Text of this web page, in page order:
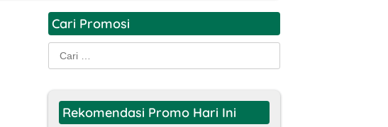
Cari Promosi
Cari
untuk:
Rekomendasi Promo Hari Ini